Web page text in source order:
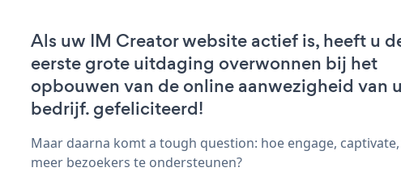
Als uw IM Creator website actief is, heeft u
eerste grote uitdaging overwonnen bij het
opbouwen van de online aanwezigheid van
bedrijf. gefeliciteerd!
Maar daarna komt a tough question: hoe engage,
meer bezoekers te ondersteunen?